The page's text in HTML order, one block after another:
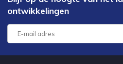
ontwikkelingen